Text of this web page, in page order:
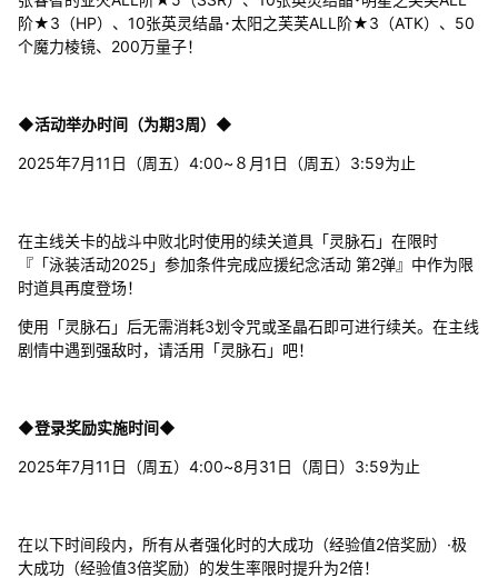
阶★3（HP）、10张英灵结晶･太阳之芙芙ALL阶★3（ATK）、50
个魔力棱镜、200万量子！
◆活动举办时间（为期3周）◆
2025年7月11日（周五）4:00~８月1日（周五）3:59为止
在主线关卡的战斗中败北时使用的续关道具「灵脉石」在限时
『「泳装活动2025」参加条件完成应援纪念活动 第2弹』中作为限
时道具再度登场！
使用「灵脉石」后无需消耗3划令咒或圣晶石即可进行续关。在主线
剧情中遇到强敌时，请活用「灵脉石」吧！
◆登录奖励实施时间◆
2025年7月11日（周五）4:00~8月31日（周日）3:59为止
在以下时间段内，所有从者强化时的大成功（经验值2倍奖励）·极
大成功（经验值3倍奖励）的发生率限时提升为2倍！